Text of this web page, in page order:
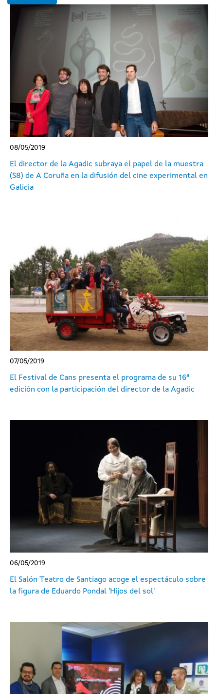
08/05/2019
El director de la Agadic subraya el papel de la muestra
(S8) de A Coruña en la difusión del cine experimental en
Galicia
07/05/2019
El Festival de Cans presenta el programa de su 16ª
edición con la participación del director de la Agadic
06/05/2019
El Salón Teatro de Santiago acoge el espectáculo sobre
la figura de Eduardo Pondal 'Hijos del sol'